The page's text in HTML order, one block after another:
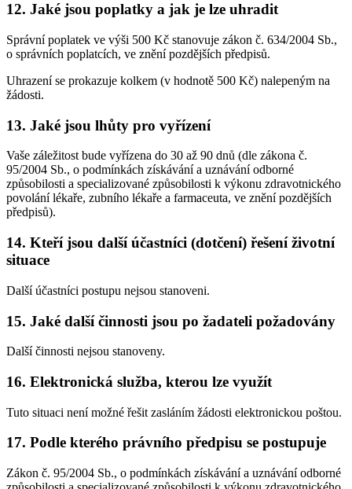
12. Jaké jsou poplatky a jak je lze uhradit
Správní poplatek ve výši 500 Kč stanovuje zákon č. 634/2004 Sb.,
o správních poplatcích, ve znění pozdějších předpisů.
Uhrazení se prokazuje kolkem (v hodnotě 500 Kč) nalepeným na
žádosti.
13. Jaké jsou lhůty pro vyřízení
Vaše záležitost bude vyřízena do 30 až 90 dnů (dle zákona č.
95/2004 Sb., o podmínkách získávání a uznávání odborné
způsobilosti a specializované způsobilosti k výkonu zdravotnického
povolání lékaře, zubního lékaře a farmaceuta, ve znění pozdějších
předpisů).
14. Kteří jsou další účastníci (dotčení) řešení životní
situace
Další účastníci postupu nejsou stanoveni.
15. Jaké další činnosti jsou po žadateli požadovány
Další činnosti nejsou stanoveny.
16. Elektronická služba, kterou lze využít
Tuto situaci není možné řešit zasláním žádosti elektronickou poštou.
17. Podle kterého právního předpisu se postupuje
Zákon č. 95/2004 Sb., o podmínkách získávání a uznávání odborné